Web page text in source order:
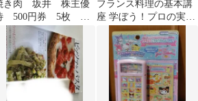
き肉 坂井 株主優
500円券 5枚
割引券 2枚
フランス料理の基本講
座 学ぼう！プロの実戦
テクニック